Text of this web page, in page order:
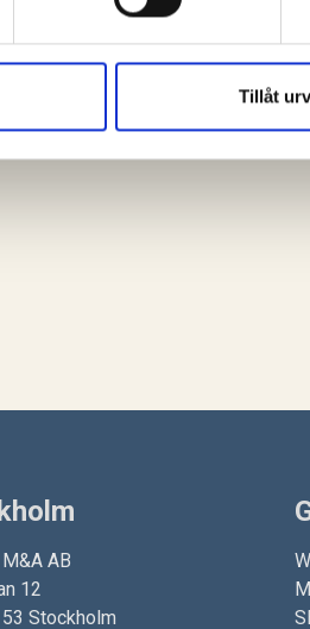
Tillåt
efter.
skrev in adressen fel.Vad kan
AB
12
Stockholm